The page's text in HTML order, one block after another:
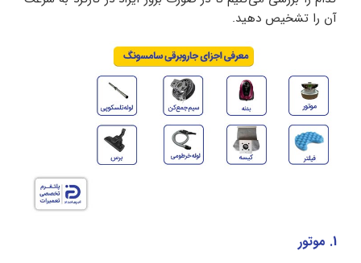
آن را تشخیص دهید.
1. موتور